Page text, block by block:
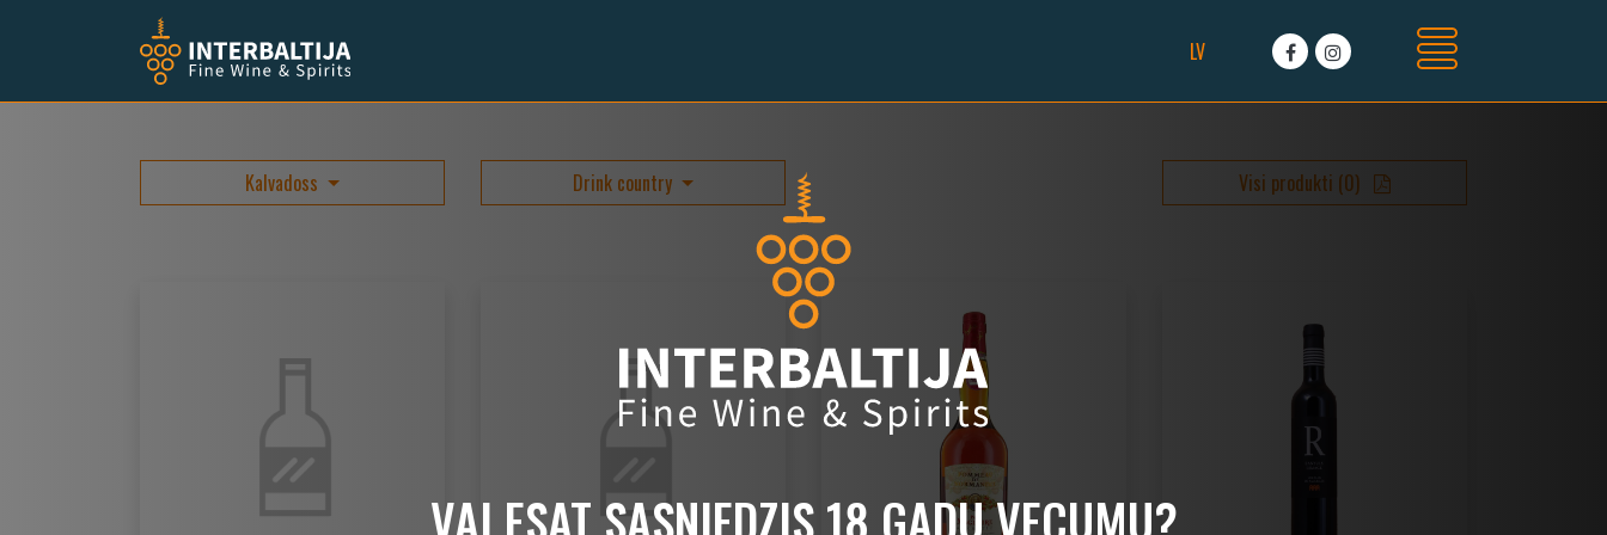
VAI ESAT SASNIEDZIS 18 GADU VECUMU?
LV
Kalvadoss Drink country Visi produkti (0)